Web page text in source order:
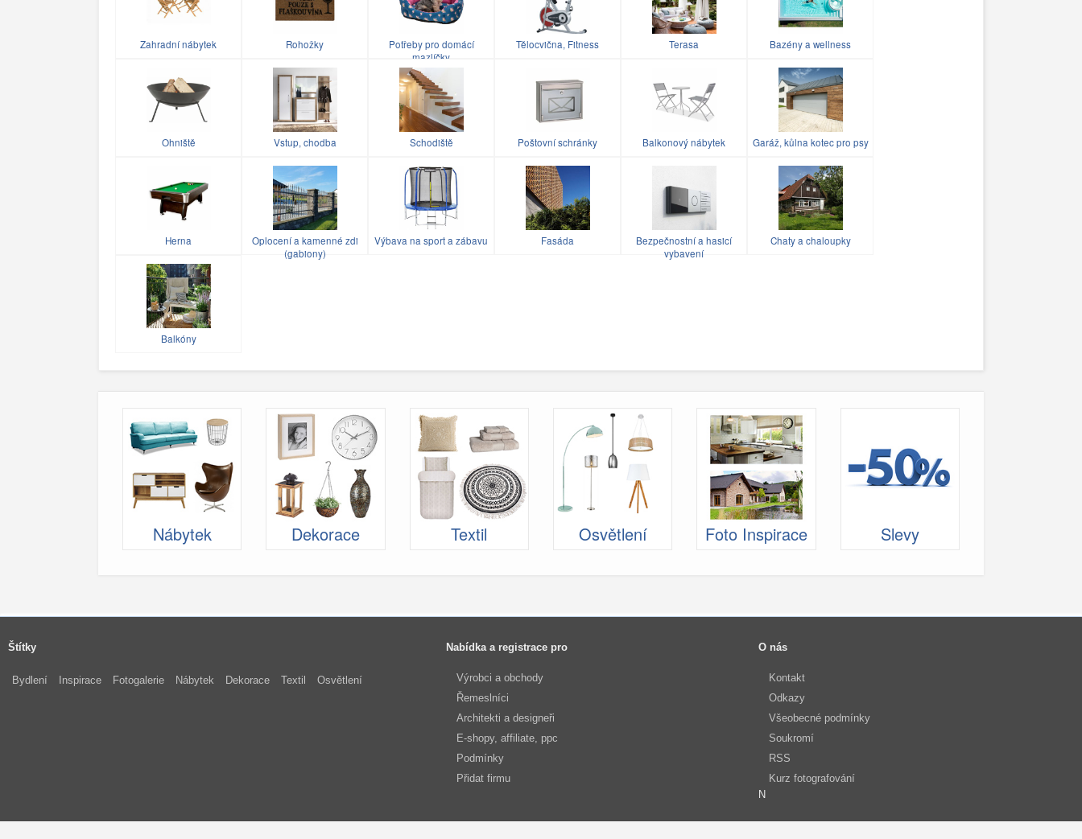
Zahradní nábytek Rohožky
Potřeby pro domácí
mazlíčky
Tělocvična, Fitness Terasa Bazény a wellness
Ohniště Vstup, chodba Schodiště Poštovní schránky Balkonový nábytek Garáž, kůlna kotec pro psy
Herna
Oplocení a kamenné zdi
(gabiony)
Výbava na sport a zábavu Fasáda
Bezpečnostní a hasicí
vybavení
Chaty a chaloupky
Balkóny
Nábytek Dekorace Textil Osvětlení Foto Inspirace Slevy
Štítky
Bydlení Inspirace Fotogalerie Nábytek Dekorace Textil Osvětlení
Nabídka a registrace pro
Výrobci a obchody
Řemeslníci
Architekti a designeři
E-shopy, affiliate, ppc
Podmínky
Přidat firmu
O nás
Kontakt
Odkazy
Všeobecné podmínky
Soukromí
RSS
Kurz fotografování
N